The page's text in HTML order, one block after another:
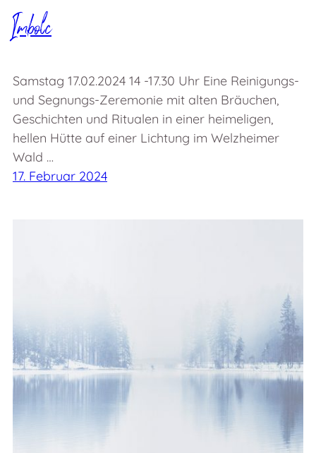
Imbolc
Samstag 17.02.2024 14 -17.30 Uhr Eine Reinigungs-
und Segnungs-Zeremonie mit alten Bräuchen,
Geschichten und Ritualen in einer heimeligen,
hellen Hütte auf einer Lichtung im Welzheimer
Wald …
17. Februar 2024